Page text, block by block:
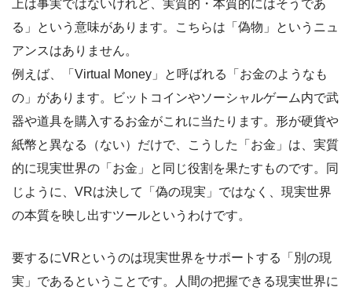
上は事実ではないけれど、実質的・本質的にはそうであ
る」という意味があります。こちらは「偽物」というニュ
アンスはありません。
例えば、「Virtual Money」と呼ばれる「お金のようなも
の」があります。ビットコインやソーシャルゲーム内で武
器や道具を購入するお金がこれに当たります。形が硬貨や
紙幣と異なる（ない）だけで、こうした「お金」は、実質
的に現実世界の「お金」と同じ役割を果たすものです。同
じように、VRは決して「偽の現実」ではなく、現実世界
の本質を映し出すツールというわけです。
要するにVRというのは現実世界をサポートする「別の現
実」であるということです。人間の把握できる現実世界に